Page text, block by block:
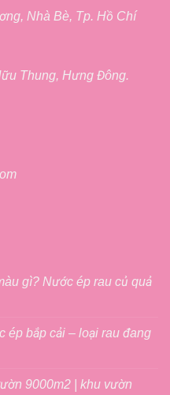
Nhà Bè, Tp. Hồ Chí
Thung, Hưng Đông.
gì? Nước ép rau củ quả
ép bắp cải – loại rau đang
9000m2 | khu vườn